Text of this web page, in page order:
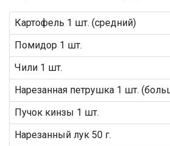
Картофель 1 шт. (средний)
Помидор 1 шт.
Чили 1 шт.
Нарезанная петрушка 1 шт.
Пучок кинзы 1 шт.
Нарезанный лук 50 г.